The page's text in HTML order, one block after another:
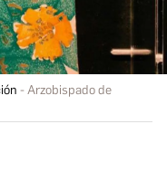
Arzobispado de